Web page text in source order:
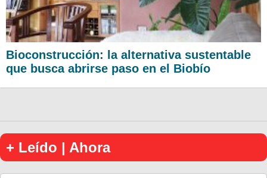
Bioconstrucción: la alternativa sustentable
que busca abrirse paso en el Biobío
+ Leído | Ahora